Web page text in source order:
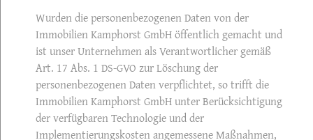
Wurden die personenbezogenen Daten von der
Immobilien Kamphorst GmbH öffentlich gemacht und
ist unser Unternehmen als Verantwortlicher gemäß
Art. 17 Abs. 1 DS-GVO zur Löschung der
personenbezogenen Daten verpflichtet, so trifft die
Immobilien Kamphorst GmbH unter Berücksichtigung
der verfügbaren Technologie und der
Implementierungskosten angemessene Maßnahmen,